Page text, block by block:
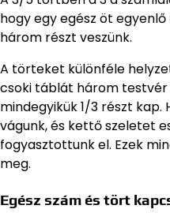
hogy egy egész öt
három részt veszünk.
A törteket különféle
csoki táblát három testvér
mindegyikük 1/3 részt
vágunk, és kettő szeletet
fogyasztottunk el. Ezek
meg.
Egész szám és tört